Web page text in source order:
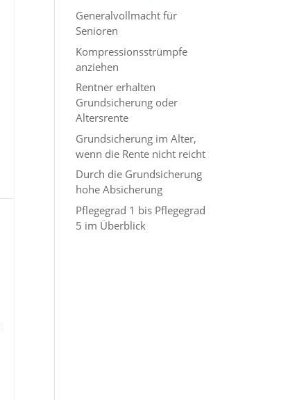
Generalvollmacht für
Senioren
Kompressionsstrümpfe
anziehen
Rentner erhalten
Grundsicherung oder
Altersrente
Grundsicherung im Alter,
wenn die Rente nicht reicht
Durch die Grundsicherung
hohe Absicherung
Pflegegrad 1 bis Pflegegrad
5 im Überblick